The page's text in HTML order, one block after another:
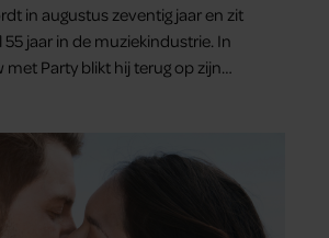
in augustus zeventig jaar en zit
jaar in de muziekindustrie. In
met Party blikt hij terug op zijn